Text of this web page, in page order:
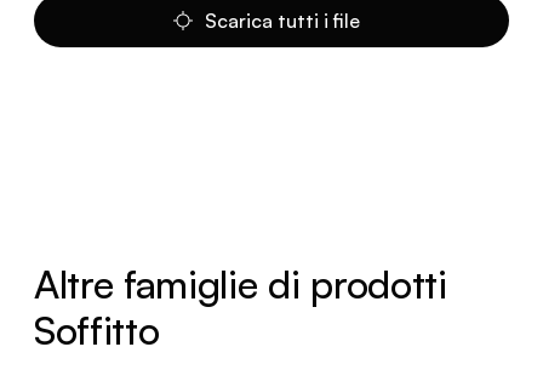
Scarica tutti i file
Altre famiglie di prodotti
Soffitto